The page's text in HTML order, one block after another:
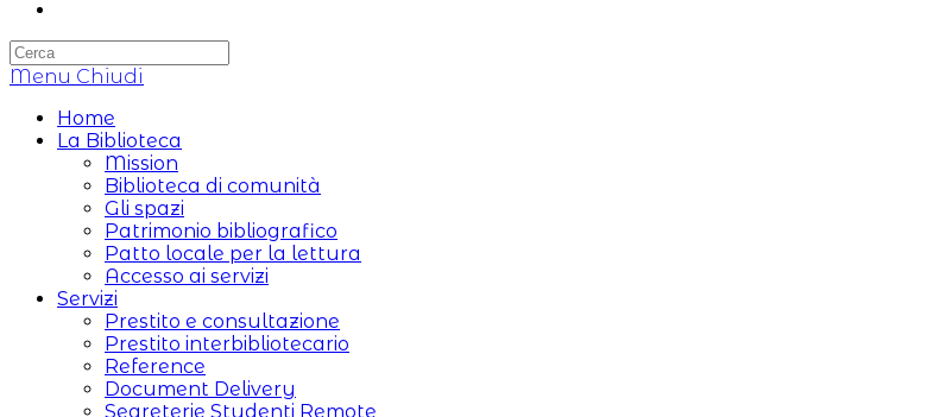
sul
web
Menu Chiudi
Home
La Biblioteca
Mission
Biblioteca di comunità
Gli spazi
Patrimonio bibliografico
Patto locale per la lettura
Accesso ai servizi
Servizi
Prestito e consultazione
Prestito interbibliotecario
Reference
Document Delivery
Segreterie Studenti Remote